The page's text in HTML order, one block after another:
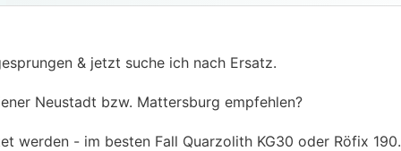
& jetzt suche ich nach Ersatz.
Neustadt bzw. Mattersburg empfehlen?
werden - im besten Fall Quarzolith KG30 oder Röfix 190.